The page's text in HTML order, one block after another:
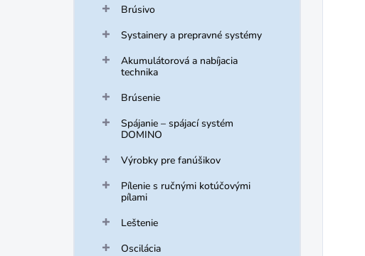
Brúsivo
Systainery a prepravné systémy
Akumulátorová a nabíjacia
technika
Brúsenie
Spájanie – spájací systém
DOMINO
Výrobky pre fanúšikov
Pílenie s ručnými kotúčovými
pílami
Leštenie
Oscilácia